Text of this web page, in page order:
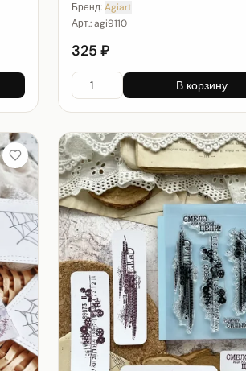
Бренд:Agiart
Арт.:agi9110
325 ₽
В корзину